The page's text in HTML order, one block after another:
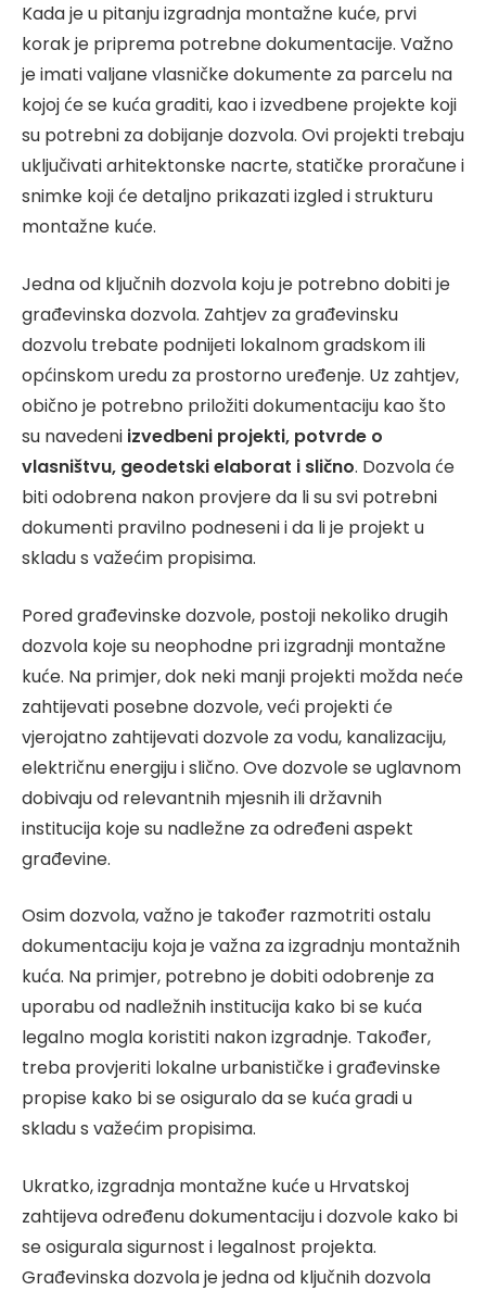
Kada je u pitanju izgradnja montažne kuće, prvi
korak je priprema potrebne dokumentacije. Važno
je imati valjane vlasničke dokumente za parcelu na
kojoj će se kuća graditi, kao i izvedbene projekte koji
su potrebni za dobijanje dozvola. Ovi projekti trebaju
uključivati arhitektonske nacrte, statičke proračune i
snimke koji će detaljno prikazati izgled i strukturu
montažne kuće.
Jedna od ključnih dozvola koju je potrebno dobiti je
građevinska dozvola. Zahtjev za građevinsku
dozvolu trebate podnijeti lokalnom gradskom ili
općinskom uredu za prostorno uređenje. Uz zahtjev,
obično je potrebno priložiti dokumentaciju kao što
su navedeni izvedbeni projekti, potvrde o
vlasništvu, geodetski elaborat i slično. Dozvola će
biti odobrena nakon provjere da li su svi potrebni
dokumenti pravilno podneseni i da li je projekt u
skladu s važećim propisima.
Pored građevinske dozvole, postoji nekoliko drugih
dozvola koje su neophodne pri izgradnji montažne
kuće. Na primjer, dok neki manji projekti možda neće
zahtijevati posebne dozvole, veći projekti će
vjerojatno zahtijevati dozvole za vodu, kanalizaciju,
električnu energiju i slično. Ove dozvole se uglavnom
dobivaju od relevantnih mjesnih ili državnih
institucija koje su nadležne za određeni aspekt
građevine.
Osim dozvola, važno je također razmotriti ostalu
dokumentaciju koja je važna za izgradnju montažnih
kuća. Na primjer, potrebno je dobiti odobrenje za
uporabu od nadležnih institucija kako bi se kuća
legalno mogla koristiti nakon izgradnje. Također,
treba provjeriti lokalne urbanističke i građevinske
propise kako bi se osiguralo da se kuća gradi u
skladu s važećim propisima.
Ukratko, izgradnja montažne kuće u Hrvatskoj
zahtijeva određenu dokumentaciju i dozvole kako bi
se osigurala sigurnost i legalnost projekta.
Građevinska dozvola je jedna od ključnih dozvola